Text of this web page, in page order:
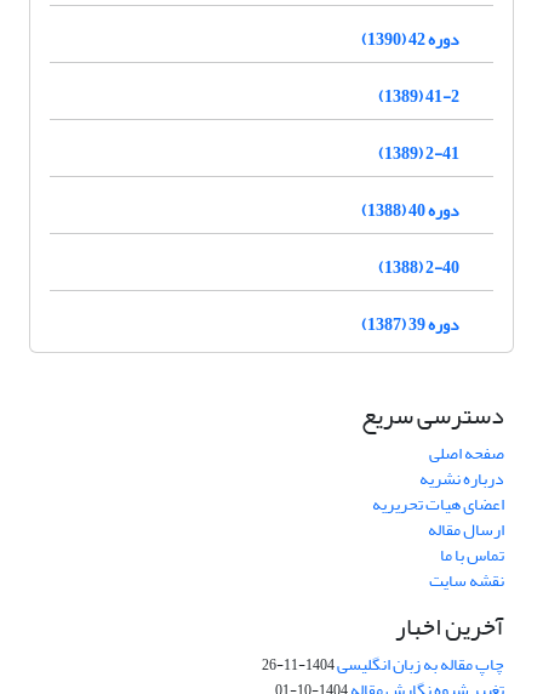
دوره 42 (1390)
41-2 (1389)
2-41 (1389)
دوره 40 (1388)
2-40 (1388)
دوره 39 (1387)
دسترسی سریع
صفحه اصلی
درباره نشریه
اعضای هیات تحریریه
ارسال مقاله
تماس با ما
نقشه سایت
آخرین اخبار
چاپ مقاله به زبان انگلیسی1404-11-26